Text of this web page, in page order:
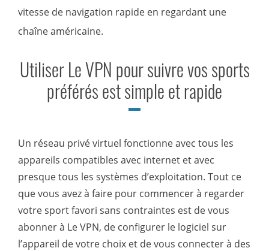
vitesse de navigation rapide en regardant une
chaîne américaine.
Utiliser Le VPN pour suivre vos sports
préférés est simple et rapide
Un réseau privé virtuel fonctionne avec tous les
appareils compatibles avec internet et avec
presque tous les systèmes d’exploitation. Tout ce
que vous avez à faire pour commencer à regarder
votre sport favori sans contraintes est de vous
abonner à Le VPN, de configurer le logiciel sur
l’appareil de votre choix et de vous connecter à des